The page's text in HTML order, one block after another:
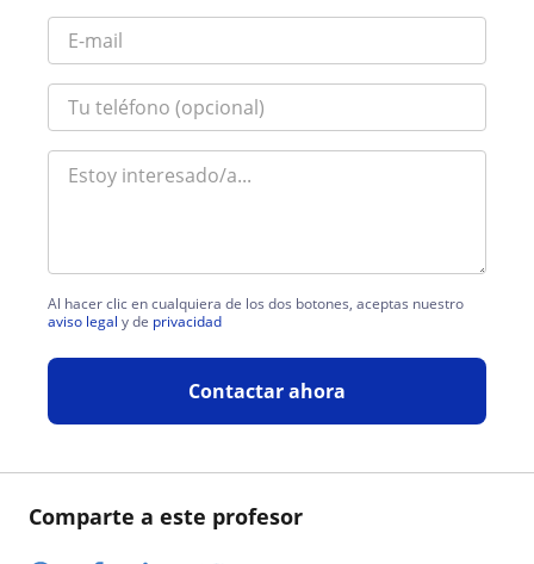
Comparte a este profesor
Al hacer clic en cualquiera de los dos botones, aceptas nuestro
aviso legal y de privacidad
Contactar ahora